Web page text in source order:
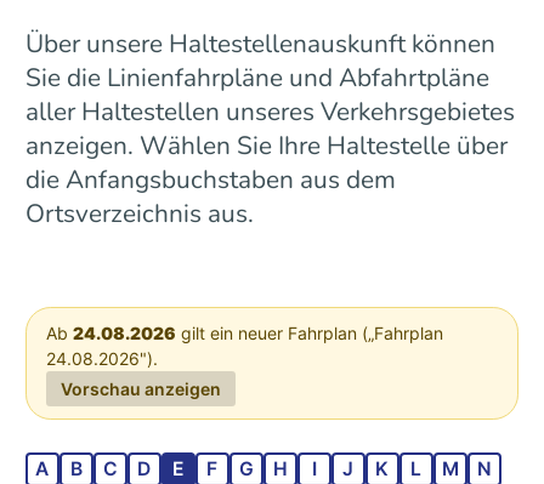
Über unsere Haltestellenauskunft können
Sie die Linienfahrpläne und Abfahrtpläne
aller Haltestellen unseres Verkehrsgebietes
anzeigen. Wählen Sie Ihre Haltestelle über
die Anfangsbuchstaben aus dem
Ortsverzeichnis aus.
Ab 24.08.2026 gilt ein neuer Fahrplan („Fahrplan
24.08.2026").
Vorschau anzeigen
A B C D E F G H I J K L M
N